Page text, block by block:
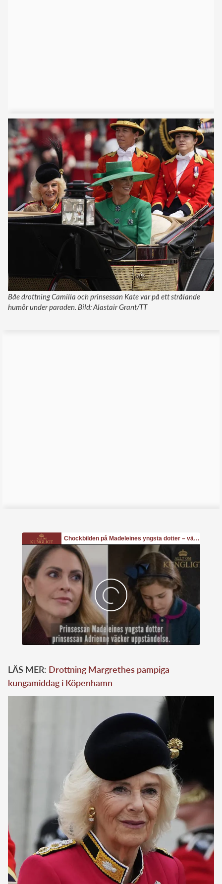
Båe drottning Camilla och prinsessan Kate var på ett strålande
humör under paraden. Bild: Alastair Grant/TT
LÄS MER: Drottning Margrethes pampiga
kungamiddag i Köpenhamn